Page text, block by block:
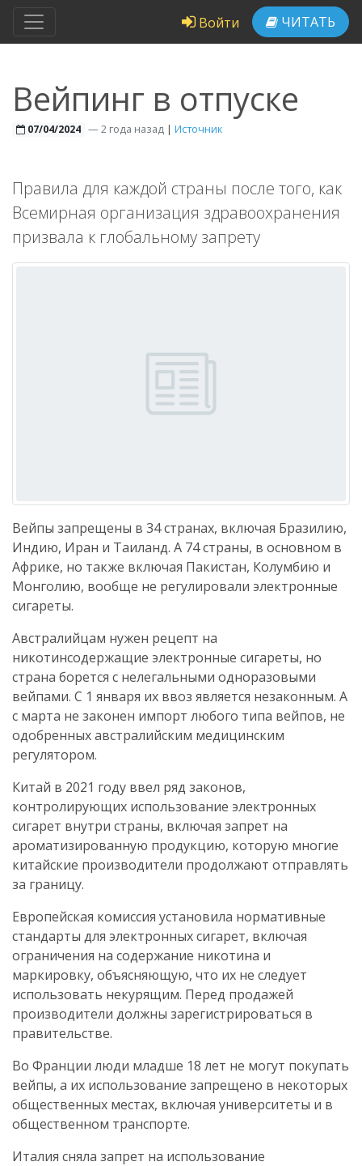
Войти ЧИТАТЬ
Вейпинг в отпуске
07/04/2024 —2 года назад | Источник
Правила для каждой страны после того, как
Всемирная организация здравоохранения
призвала к глобальному запрету
Вейпы запрещены в 34 странах, включая Бразилию,
Индию, Иран и Таиланд. А 74 страны, в основном в
Африке, но также включая Пакистан, Колумбию и
Монголию, вообще не регулировали электронные
сигареты.
Австралийцам нужен рецепт на
никотинсодержащие электронные сигареты, но
страна борется с нелегальными одноразовыми
вейпами. С 1 января их ввоз является незаконным. А
с марта не законен импорт любого типа вейпов, не
одобренных австралийским медицинским
регулятором.
Китай в 2021 году ввел ряд законов,
контролирующих использование электронных
сигарет внутри страны, включая запрет на
ароматизированную продукцию, которую многие
китайские производители продолжают отправлять
за границу.
Европейская комиссия установила нормативные
стандарты для электронных сигарет, включая
ограничения на содержание никотина и
маркировку, объясняющую, что их не следует
использовать некурящим. Перед продажей
производители должны зарегистрироваться в
правительстве.
Во Франции люди младше 18 лет не могут покупать
вейпы, а их использование запрещено в некоторых
общественных местах, включая университеты и в
общественном транспорте.
Италия сняла запрет на использование